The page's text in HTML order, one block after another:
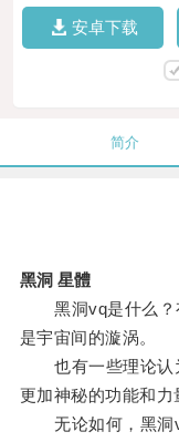
安卓下载
简介
黑洞 星體
黑洞vq是什么？
是宇宙间的漩涡。
也有一些理论认
更加神秘的功能和力
无论如何，黑洞